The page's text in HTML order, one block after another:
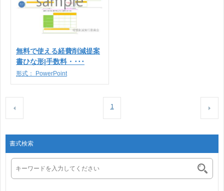
無料で使える経費削減提案
書ひな形|手数料・･･･
形式： PowerPoint
1
書式検索